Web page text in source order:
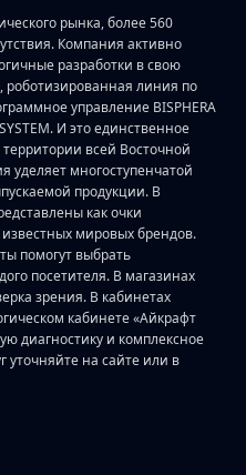
рынка, более 560
Компания активно
разработки в свою
роботизированная линия по
управление BISPHERA
И это единственное
всей Восточной
уделяет многоступенчатой
продукции. В
как очки
мировых брендов.
помогут выбрать
посетителя. В магазинах
зрения. В кабинетах
кабинете «Айкрафт
диагностику и комплексное
уточняйте на сайте или в